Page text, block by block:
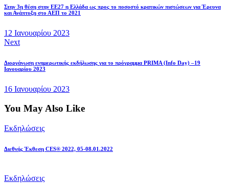
Στην 3η θέση στην ΕΕ27 η Ελλάδα ως προς το ποσοστό κρατικών πιστώσεων για Έρευνα
και Ανάπτυξη στο ΑΕΠ το 2021
12 Ιανουαρίου 2023
Next
Διοργάνωση ενημερωτικής εκδήλωσης για το πρόγραμμα PRIMA (Info Day) –19
Ιανουαρίου 2023
16 Ιανουαρίου 2023
You May Also Like
Εκδηλώσεις
Διεθνής Έκθεση CES® 2022, 05-08.01.2022
Εκδηλώσεις